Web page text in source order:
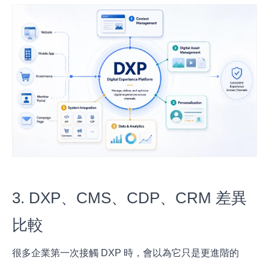
3. DXP、CMS、CDP、CRM 差異
比較
很多企業第一次接觸 DXP 時，會以為它只是更進階的